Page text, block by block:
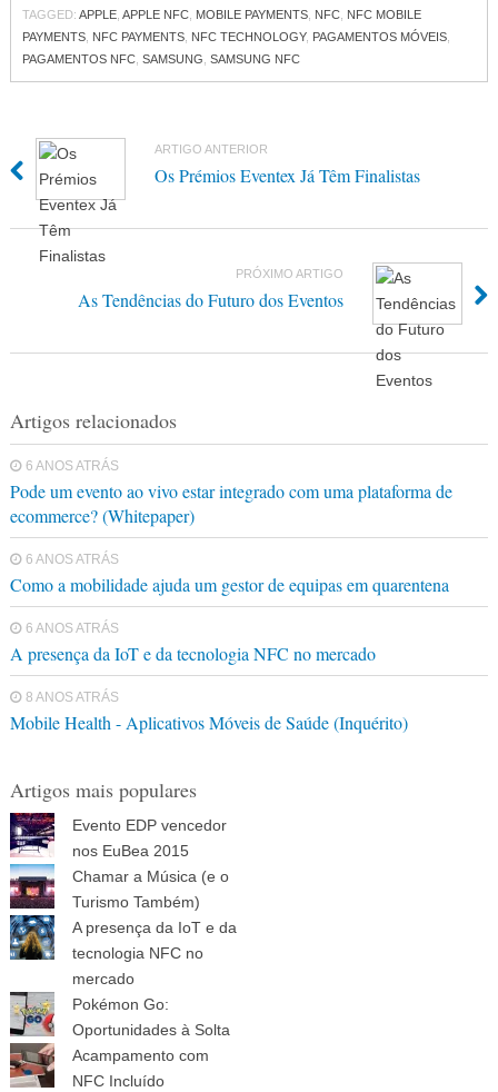
TAGGED: APPLE, APPLE NFC, MOBILE PAYMENTS, NFC, NFC MOBILE
PAYMENTS, NFC PAYMENTS, NFC TECHNOLOGY, PAGAMENTOS MÓVEIS,
PAGAMENTOS NFC, SAMSUNG SAMSUNG NFC
ARTIGO ANTERIOR
Os Prémios Eventex Já Têm Finalistas
PRÓXIMO ARTIGO
As Tendências do Futuro dos Eventos
Artigos relacionados
6 ANOS ATRÁS
Pode um evento ao vivo estar integrado com uma plataforma de
ecommerce? (Whitepaper)
6 ANOS ATRÁS
Como a mobilidade ajuda um gestor de equipas em quarentena
6 ANOS ATRÁS
A presença da IoT e da tecnologia NFC no mercado
8 ANOS ATRÁS
Mobile Health - Aplicativos Móveis de Saúde (Inquérito)
Artigos mais populares
Evento EDP vencedor
nos EuBea 2015
Chamar a Música (e o
Turismo Também)
A presença da IoT e da
tecnologia NFC no
mercado
Pokémon Go:
Oportunidades à Solta
Acampamento com
NFC Incluído